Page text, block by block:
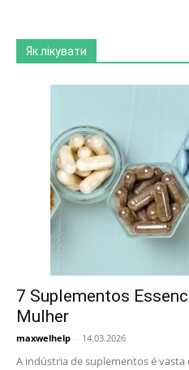
Як лікувати
7 Suplementos
Mulher
maxwelhelp - 14.03.2026
A indústria de suplementos é